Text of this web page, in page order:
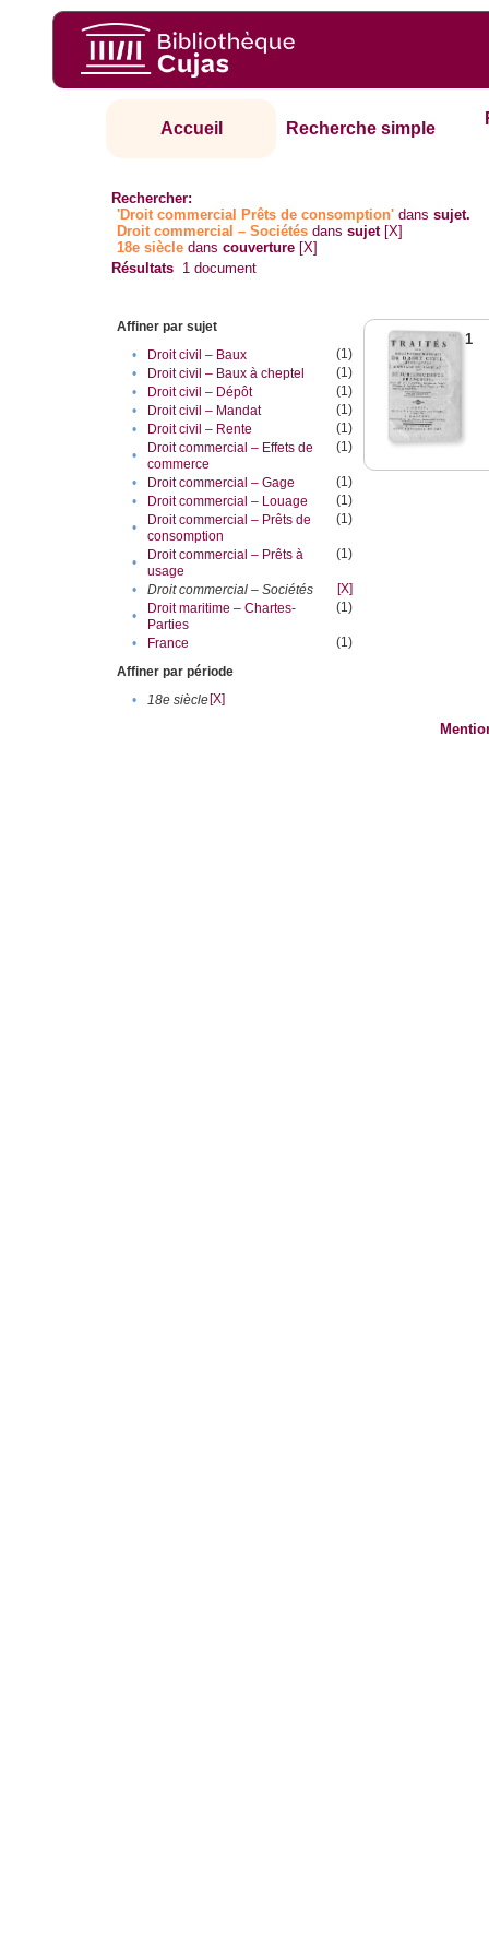
Accueil Recherche simple
Rechercher:
'Droit commercial Prêts de consomption' danssujet.
Droit commercial – Sociétés danssujet [X]
18e siècle danscouverture [X]
Résultats 1 document
Affiner par sujet
•
Droit civil – Baux
(1)
•
Droit civil – Baux à cheptel
(1)
•
Droit civil – Dépôt
(1)
•
Droit civil – Mandat
(1)
•
Droit civil – Rente
(1)
•
Droit commercial – Effets de
commerce
(1)
• Droit commercial – Gage
(1)
•
Droit commercial – Louage
(1)
•
Droit commercial – Prêts de
consomption
(1)
•
Droit commercial – Prêts à
usage
(1)
• Droit commercial – Sociétés
[X]
•
Droit maritime – Chartes-
Parties
(1)
• France
(1)
Affiner par période
•
18e siècle[X]
1